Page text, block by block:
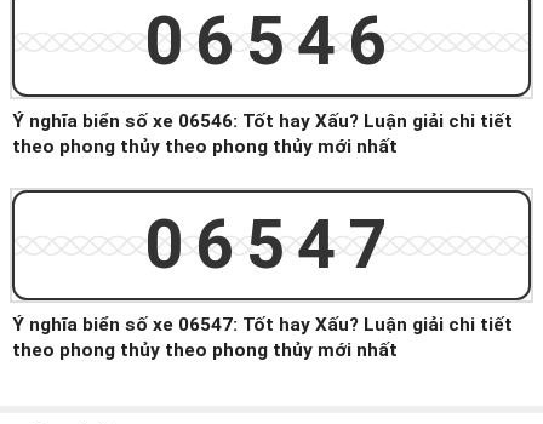
06546
Ý nghĩa biển số xe 06546: Tốt hay Xấu? Luận giải chi tiết
theo phong thủy theo phong thủy mới nhất
06547
Ý nghĩa biển số xe 06547: Tốt hay Xấu? Luận giải chi tiết
theo phong thủy theo phong thủy mới nhất